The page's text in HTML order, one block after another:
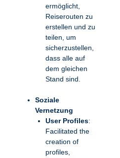
ermöglicht,
Reiserouten zu
erstellen und zu
teilen, um
sicherzustellen,
dass alle auf
dem gleichen
Stand sind.
Soziale
Vernetzung
User Profiles:
Facilitated the
creation of
profiles,